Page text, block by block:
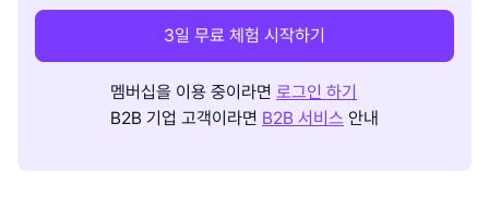
3일 무료 체험 시작하기
멤버십을 이용 중이라면 로그인 하기
B2B 기업 고객이라면 B2B 서비스 안내